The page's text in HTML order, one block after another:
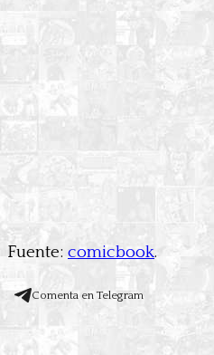
Fuente: comicbook.
Comenta en Telegram